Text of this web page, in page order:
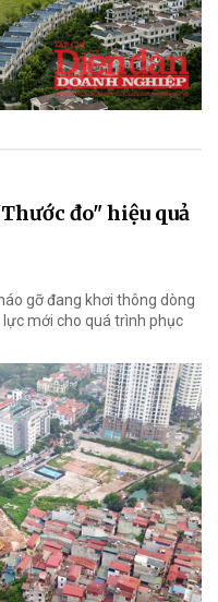
đo" hiệu quả
gỡ đang khơi thông dòng
mới cho quá trình phục